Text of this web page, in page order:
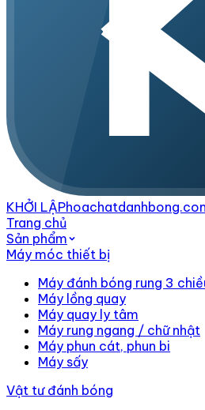
KHỞI LẬP
Trang chủ
Sản phẩm
Máy móc thiết bị
Máy đánh bóng rung 3
Máy lồng quay
Máy quay ly tâm
Máy rung ngang / chữ nhật
Máy phun cát, phun bi
Máy sấy
Vật tư đánh bóng